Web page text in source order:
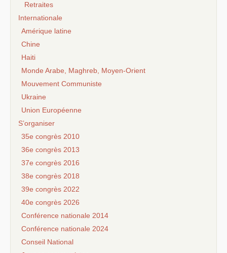
Retraites
Internationale
Amérique latine
Chine
Haiti
Monde Arabe, Maghreb, Moyen-Orient
Mouvement Communiste
Ukraine
Union Européenne
S’organiser
35e congrès 2010
36e congrès 2013
37e congrès 2016
38e congrès 2018
39e congrès 2022
40e congrès 2026
Conférence nationale 2014
Conférence nationale 2024
Conseil National